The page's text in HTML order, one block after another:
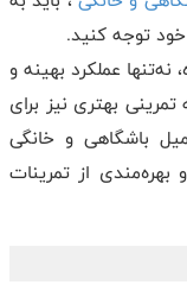
توجه کنید.
عملکرد بهینه و
بهتری نیز برای
باشگاهی و خانگی
بهره‌مندی از تمرینات